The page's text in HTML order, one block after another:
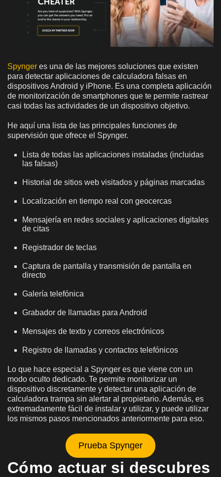
Spynger es una de las mejores soluciones que existen
para detectar aplicaciones de calculadora falsas en
dispositivos Android y iPhone. Es una completa aplicación
de monitorización de smartphones que te permite rastrear
casi todas las actividades de un dispositivo objetivo.
He aquí una lista de las principales funciones de
supervisión que ofrece el Spynger.
Lista de todas las aplicaciones instaladas (incluidas
las falsas)
Historial de sitios web visitados y páginas marcadas
Localización en tiempo real con geocercas
Mensajería en redes sociales y aplicaciones digitales
de citas
Registrador de teclas
Captura de pantalla y transmisión de pantalla en
directo
Galería telefónica
Grabador de llamadas para Android
Mensajes de texto y correos electrónicos
Registro de llamadas y contactos telefónicos
Lo que hace especial a Spynger es que viene con un
modo oculto dedicado. Te permite monitorizar un
dispositivo discretamente y detectar una aplicación de
calculadora trampa sin alertar al propietario. Además, es
extremadamente fácil de instalar y utilizar, y puede utilizar
los mismos pasos mencionados anteriormente para eso.
Prueba Spynger
Cómo actuar si descubres